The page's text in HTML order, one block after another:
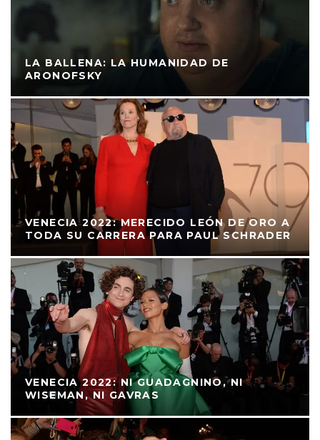
LA BALLENA: LA HUMANIDAD DE
ARONOFSKY
VENECIA 2022: MERECIDO LEÓN DE ORO A
TODA SU CARRERA PARA PAUL SCHRADER
VENECIA 2022: NI GUADAGNINO, NI
WISEMAN, NI GAVRAS